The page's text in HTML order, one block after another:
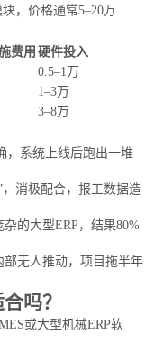
，价格通常5–20万
费用 硬件投入
0.5–1万
1–3万
3–8万
，系统上线后跑出一堆
消极配合，报工数据造
的大型ERP，结果80%
无人推动，项目拖半年
吗？
或大型机械ERP软